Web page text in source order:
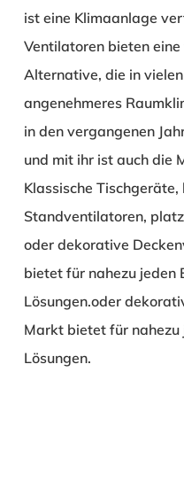
ist eine Klimaanlage
Ventilatoren bieten
Alternative, die in
angenehmeres
in den vergangenen
und mit ihr ist auch die
Klassische
Standventilatoren,
oder dekorative
bietet für nahezu jeden
Lösungen.oder
Markt bietet für
Lösungen.